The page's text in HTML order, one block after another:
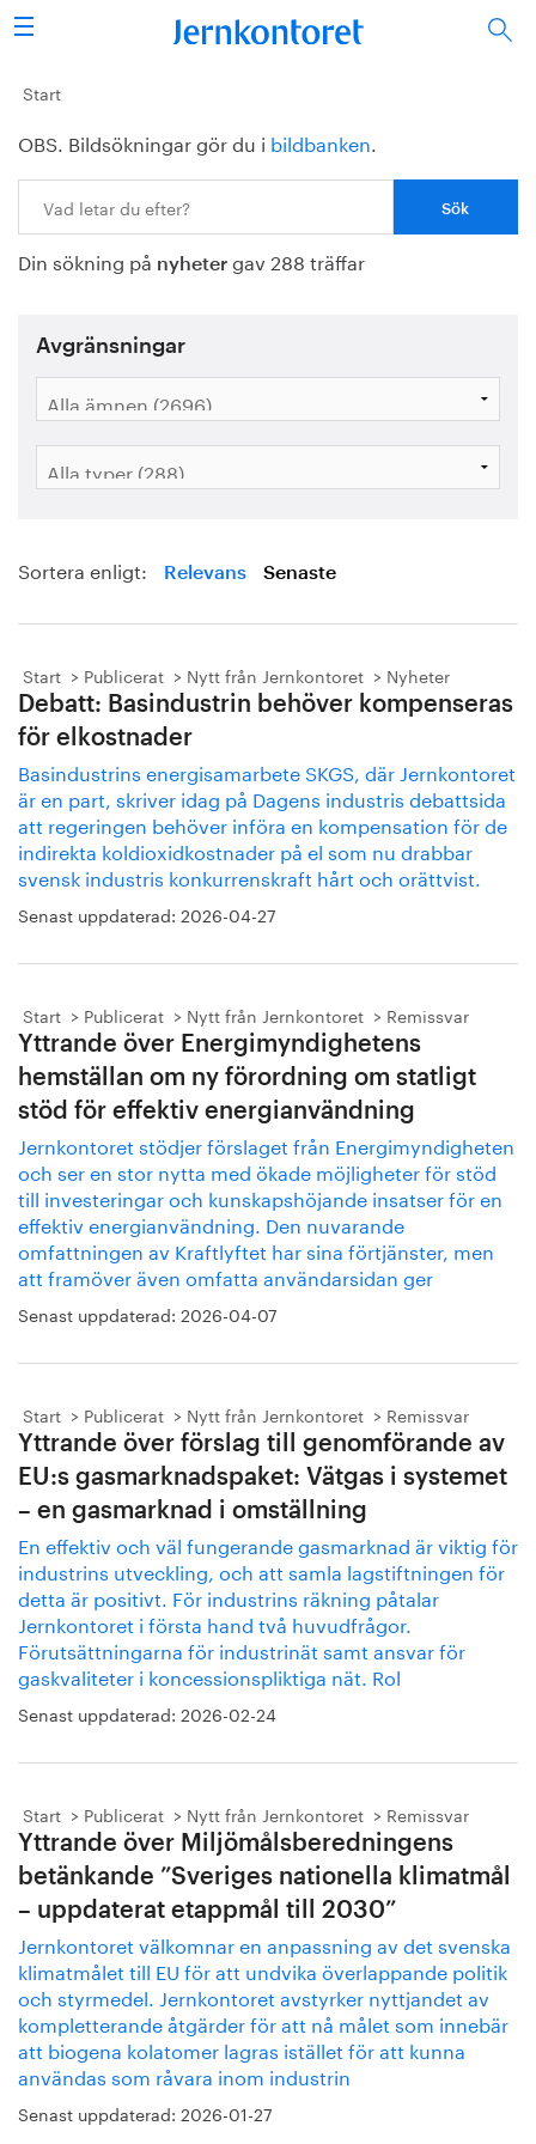
Sök
Stålindustrin
Vision 2050
Forskning/utbildning
Energi/miljö
Vi tycker
Bildbank
Start
OBS. Bildsökningar gör du i bildbanken.
Din sökning på nyheter gav 288 träffar
Avgränsningar
Sortera enligt: Relevans Senaste
Start Publicerat Nytt från Jernkontoret Nyheter
Debatt: Basindustrin behöver kompenseras
för elkostnader
Basindustrins energisamarbete SKGS, där Jernkontoret
är en part, skriver idag på Dagens industris debattsida
att regeringen behöver införa en kompensation för de
indirekta koldioxidkostnader på el som nu drabbar
svensk industris konkurrenskraft hårt och orättvist.
Senast uppdaterad: 2026-04-27
Start Publicerat Nytt från Jernkontoret Remissvar
Yttrande över Energimyndighetens
hemställan om ny förordning om statligt
stöd för effektiv energianvändning
Jernkontoret stödjer förslaget från Energimyndigheten
och ser en stor nytta med ökade möjligheter för stöd
till investeringar och kunskapshöjande insatser för en
effektiv energianvändning. Den nuvarande
omfattningen av Kraftlyftet har sina förtjänster, men
att framöver även omfatta användarsidan ger
Senast uppdaterad: 2026-04-07
Start Publicerat Nytt från Jernkontoret Remissvar
Yttrande över förslag till genomförande av
EU:s gasmarknadspaket: Vätgas i systemet
– en gasmarknad i omställning
En effektiv och väl fungerande gasmarknad är viktig för
industrins utveckling, och att samla lagstiftningen för
detta är positivt. För industrins räkning påtalar
Jernkontoret i första hand två huvudfrågor.
Förutsättningarna för industrinät samt ansvar för
gaskvaliteter i koncessionspliktiga nät. Rol
Senast uppdaterad: 2026-02-24
Start Publicerat Nytt från Jernkontoret Remissvar
Yttrande över Miljömålsberedningens
betänkande ”Sveriges nationella klimatmål
– uppdaterat etappmål till 2030”
Jernkontoret välkomnar en anpassning av det svenska
klimatmålet till EU för att undvika överlappande politik
och styrmedel. Jernkontoret avstyrker nyttjandet av
kompletterande åtgärder för att nå målet som innebär
att biogena kolatomer lagras istället för att kunna
användas som råvara inom industrin
Senast uppdaterad: 2026-01-27